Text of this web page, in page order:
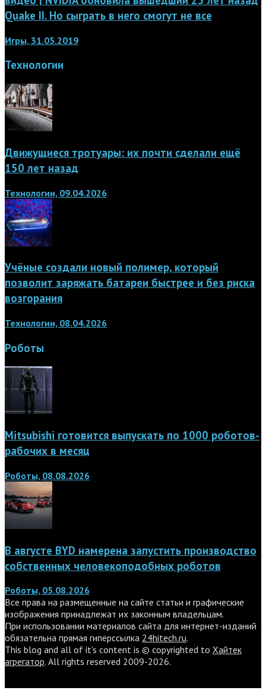
Quake II. Но сыграть в него смогут не все
Игры, 31.05.2019
Технологии
Движущиеся тротуары: их почти сделали ещё
150 лет назад
Технологии, 09.04.2026
Учёные создали новый полимер, который
позволит заряжать батареи быстрее и без риска
возгорания
Технологии, 08.04.2026
Роботы
Mitsubishi готовится выпускать по 1000 роботов-
рабочих в месяц
Роботы, 08.08.2026
В августе BYD намерена запустить производство
собственных человекоподобных роботов
Роботы, 05.08.2026
Все права на размещенные на сайте статьи и графические
изображения принадлежат их законным владельцам.
При использовании материалов сайта для интернет-изданий
обязательна прямая гиперссылка 24hitech.ru.
This blog and all of it's content is © copyrighted to Хайтек
агрегатор. All rights reserved 2009-2026.